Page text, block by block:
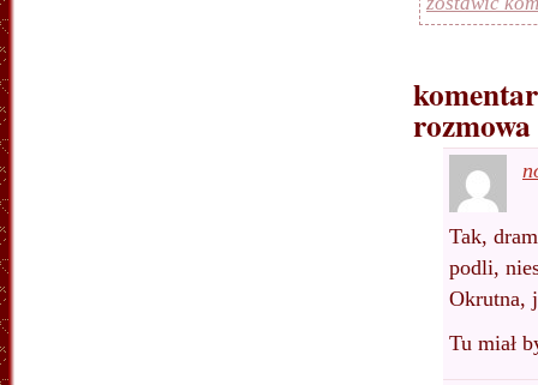
Tak,
podli,
Okrutna,
Tu miał